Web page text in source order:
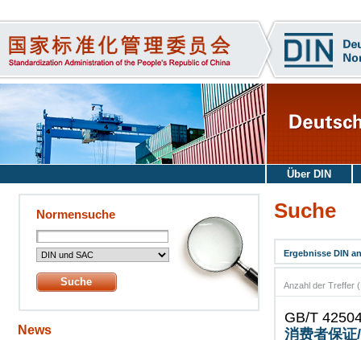
Über DIN
Normensuche
News
Suche
Ergebnisse DIN
Anzahl der Treffer
GB/T
消费者保证